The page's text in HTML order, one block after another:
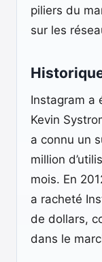
piliers du
sur les
Instagram a
Kevin
a connu un
million
mois. En
a racheté
de dollars,
dans le